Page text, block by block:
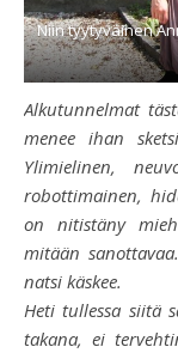
Niin tyytyväinen
Alkutunnelmat
menee ihan
Ylimielinen,
robottimainen,
on nitistäny
mitään
natsi käskee.
Heti tullessa siitä
takana, ei